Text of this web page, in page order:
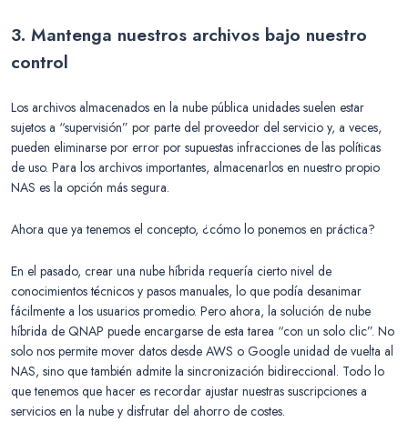
3. Mantenga nuestros archivos bajo nuestro
control
Los archivos almacenados en la nube pública unidades suelen estar
sujetos a “supervisión” por parte del proveedor del servicio y, a veces,
pueden eliminarse por error por supuestas infracciones de las políticas
de uso. Para los archivos importantes, almacenarlos en nuestro propio
NAS es la opción más segura.
Ahora que ya tenemos el concepto, ¿cómo lo ponemos en práctica?
En el pasado, crear una nube híbrida requería cierto nivel de
conocimientos técnicos y pasos manuales, lo que podía desanimar
fácilmente a los usuarios promedio. Pero ahora, la solución de nube
híbrida de QNAP puede encargarse de esta tarea “con un solo clic”. No
solo nos permite mover datos desde AWS o Google unidad de vuelta al
NAS, sino que también admite la sincronización bidireccional. Todo lo
que tenemos que hacer es recordar ajustar nuestras suscripciones a
servicios en la nube y disfrutar del ahorro de costes.